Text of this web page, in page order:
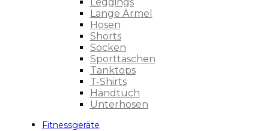
Lange Ärmel
Hosen
Shorts
Socken
Sporttaschen
Tanktops
T-Shirts
Handtuch
Unterhosen
Fitnessgeräte